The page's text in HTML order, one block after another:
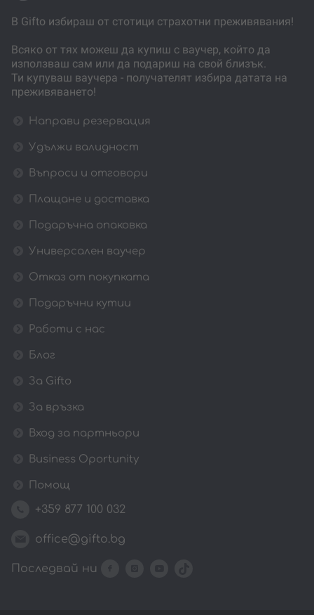
В Gifto избираш от стотици страхотни преживявания!
Всяко от тях можеш да купиш с ваучер, който да
използваш сам или да подариш на свой близък.
Ти купуваш ваучера - получателят избира датата на
преживяването!
Направи резервация
Удължи валидност
Въпроси и отговори
Плащане и доставка
Подаръчна опаковка
Универсален ваучер
Отказ от покупката
Подаръчни кутии
Работи с нас
Блог
За Gifto
За връзка
Вход за партньори
Business Oportunity
Помощ
+359 877 100 032
office@gifto.bg
Последвай ни